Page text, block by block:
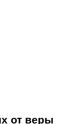
от веры